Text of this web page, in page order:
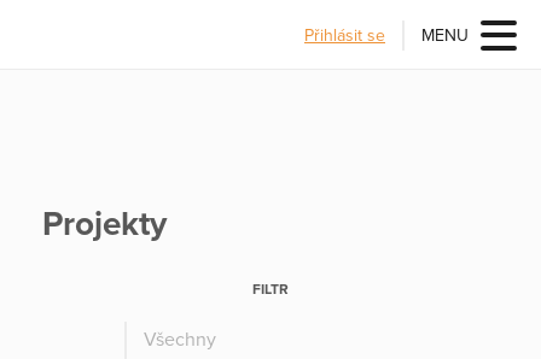
Přihlásit se MENU
Projekty
FILTR
Všechny